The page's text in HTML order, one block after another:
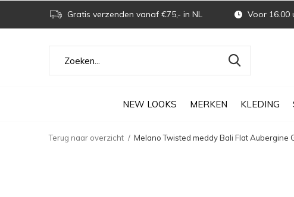
NEW LOOKS MERKEN KLEDING
Gratis verzenden vanaf €75,- in NL Voor 16.00
Terug naar overzicht Melano Twisted meddy Bali Flat Aubergine